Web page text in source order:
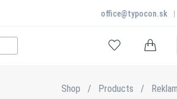
office@typocon.sk |
Shop / Products /